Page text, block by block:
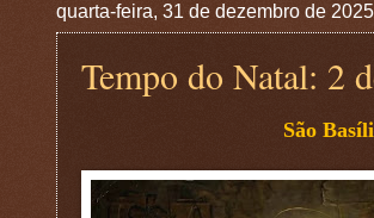
quarta-feira, 31 de dezembro de 2025
Tempo do Natal: 2
São